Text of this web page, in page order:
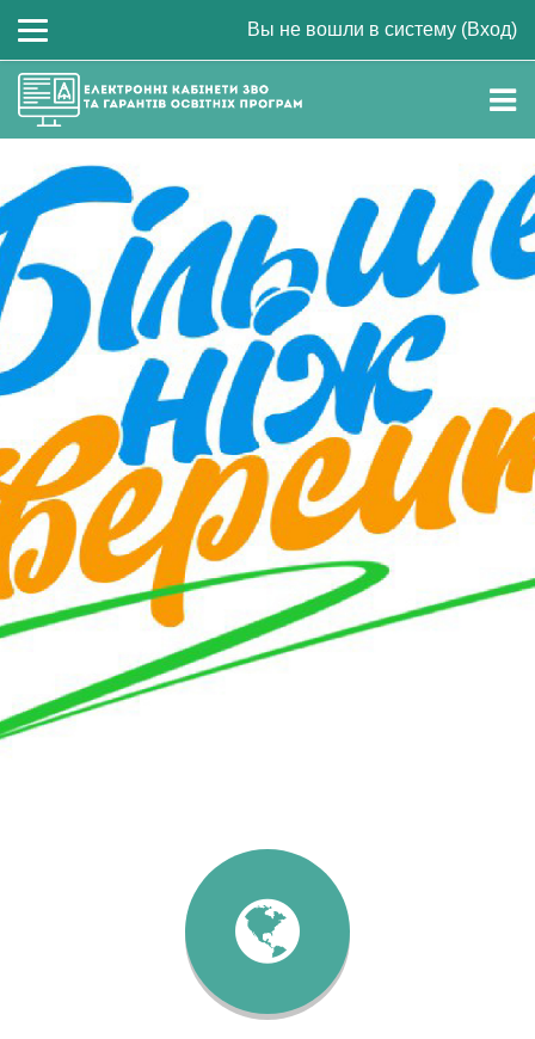
Перейти к основному содержанию
Вы не вошли в систему (Вход)